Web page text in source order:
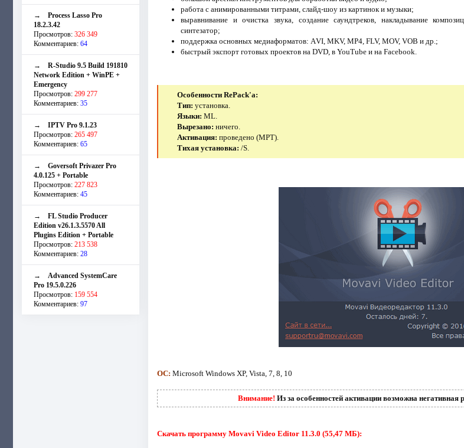
→ Process Lasso Pro
18.2.3.42
Просмотров: 326 349
Комментариев: 64
→ R-Studio 9.5 Build 191810
Network Edition + WinPE +
Emergency
Просмотров: 299 277
Комментариев: 35
→ IPTV Pro 9.1.23
Просмотров: 265 497
Комментариев: 65
→ Goversoft Privazer Pro
4.0.125 + Portable
Просмотров: 227 823
Комментариев: 45
→ FL Studio Producer
Edition v26.1.3.5570 All
Plugins Edition + Portable
Просмотров: 213 538
Комментариев: 28
→ Advanced SystemCare
Pro 19.5.0.226
Просмотров: 159 554
Комментариев: 97
работа с анимированными титрами, слайд-шоу из картинок и музыки;
выравнивание и очистка звука, создание саундтреков, накладывание
синтезатор;
поддержка основных медиаформатов: АVI, МKV, MP4, FLV, MОV, VOB и др.;
быстрый экспорт готовых проектов на DVD, в YouTube и на Facebook.
Особенности RePack'a:
Тип: установка.
Языки: ML.
Вырезано: ничего.
Активация: проведено (MPT).
Тихая установка: /S.
ОС: Microsoft Windows XP, Vista, 7, 8, 10
Внимание! Из за особенностей активации возможна негативная
Скачать программу Movavi Video Editor 11.3.0 (55,47 МБ):